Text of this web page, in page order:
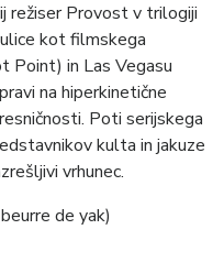
režiser Provost v trilogiji
kot filmskega
Point) in Las Vegasu
na hiperkinetične
Poti serijskega
kulta in jakuze
vrhunec.
de yak)